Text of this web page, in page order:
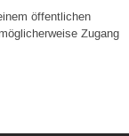
öffentlichen
Zugang